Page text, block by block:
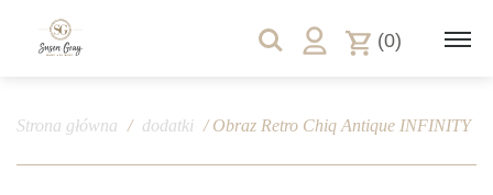
(0)
Strona główna / dodatki / Obraz Retro Chiq Antique INFINITY